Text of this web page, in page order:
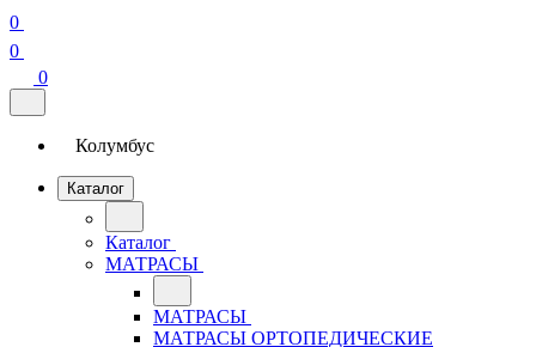
0
0
0
Колумбус
Каталог
Каталог
МАТРАСЫ
МАТРАСЫ
МАТРАСЫ ОРТОПЕДИЧЕСКИЕ